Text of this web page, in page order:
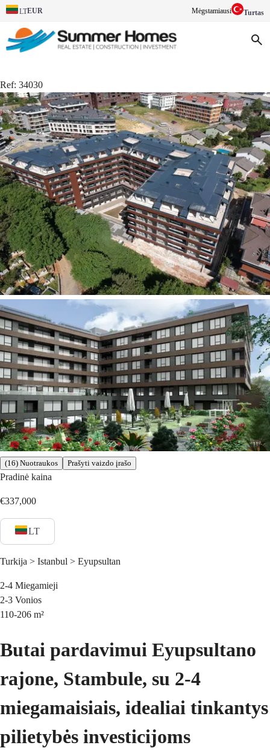
LTEUR Mėgstamiausi Turtas
Ref: 34030
(16) Nuotraukos Prašyti vaizdo įrašo
Pradinė kaina
€337,000
LT
Turkija > Istanbul > Eyupsultan
2-4 Miegamieji
2-3 Vonios
110-206 m²
Butai pardavimui Eyupsultano
rajone, Stambule, su 2-4
miegamaisiais, idealiai tinkantys
pilietybės investicijoms